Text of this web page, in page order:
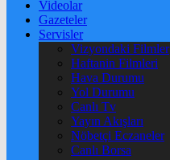
Videolar
Gazeteler
Servisler
Vizyondaki Filmler
Haftanin Filmleri
Hava Durumu
Yol Durumu
Canlı Tv
Yayın Akışları
Nöbetçi Eczaneler
Canlı Borsa